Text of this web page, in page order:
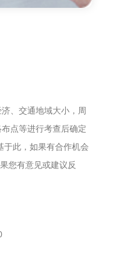
、交通地域大小，周
点等进行考查后确定
于此，如果有合作机会
您有意见或建议反